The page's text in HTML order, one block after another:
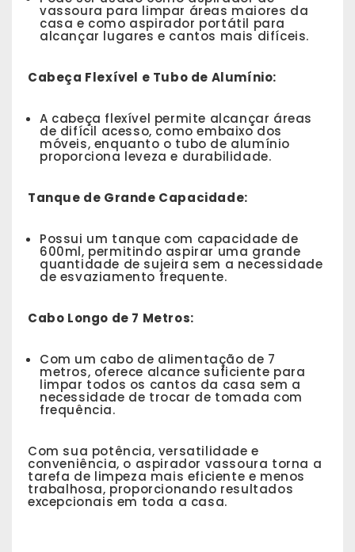
vassoura para limpar áreas maiores da
casa e como aspirador portátil para
alcançar lugares e cantos mais difíceis.
Cabeça Flexível e Tubo de Alumínio:
A cabeça flexível permite alcançar áreas
de difícil acesso, como embaixo dos
móveis, enquanto o tubo de alumínio
proporciona leveza e durabilidade.
Tanque de Grande Capacidade:
Possui um tanque com capacidade de
600ml, permitindo aspirar uma grande
quantidade de sujeira sem a necessidade
de esvaziamento frequente.
Cabo Longo de 7 Metros:
Com um cabo de alimentação de 7
metros, oferece alcance suficiente para
limpar todos os cantos da casa sem a
necessidade de trocar de tomada com
frequência.
Com sua potência, versatilidade e
conveniência, o aspirador vassoura torna a
tarefa de limpeza mais eficiente e menos
trabalhosa, proporcionando resultados
excepcionais em toda a casa.